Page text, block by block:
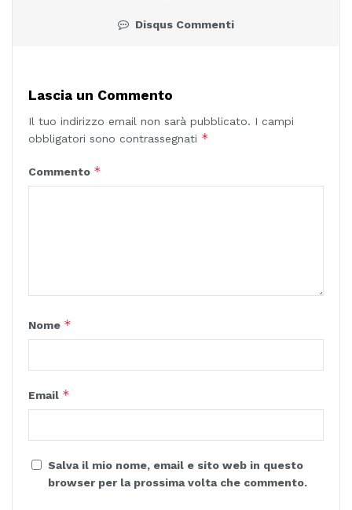
Disqus Commenti
Lascia un Commento
Il tuo indirizzo email non sarà pubblicato. I campi
obbligatori sono contrassegnati *
Commento *
Nome *
Email *
Salva il mio nome, email e sito web in questo
browser per la prossima volta che commento.